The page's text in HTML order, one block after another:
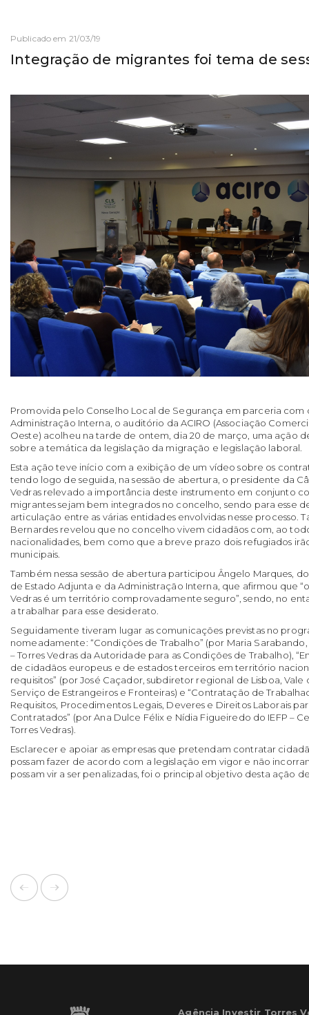
Publicado em 21/03/19
Integração de migrantes foi tema de
Promovida pelo Conselho Local de Segurança em parceria com
Administração Interna, o auditório da ACIRO (Associação
Oeste) acolheu na tarde de ontem, dia 20 de março, uma ação
sobre a temática da legislação da migração e legislação laboral.
Esta ação teve início com a exibição de um vídeo sobre os
tendo logo de seguida, na sessão de abertura, o presidente da
Vedras relevado a importância deste instrumento em conjunto
migrantes sejam bem integrados no concelho, sendo para esse
articulação entre as várias entidades envolvidas nesse processo.
Bernardes revelou que no concelho vivem cidadãos com, ao
nacionalidades, bem como que a breve prazo dois refugiados
municipais.
Também nessa sessão de abertura participou Ângelo Marques,
de Estado Adjunta e da Administração Interna, que afirmou que
Vedras é um território comprovadamente seguro”, sendo, no
a trabalhar para esse desiderato.
Seguidamente tiveram lugar as comunicações previstas no
nomeadamente: “Condições de Trabalho” (por Maria
– Torres Vedras da Autoridade para as Condições de Trabalho),
de cidadãos europeus e de estados terceiros em território
requisitos” (por José Caçador, subdiretor regional de Lisboa,
Serviço de Estrangeiros e Fronteiras) e “Contratação de
Requisitos, Procedimentos Legais, Deveres e Direitos Laborais
Contratados” (por Ana Dulce Félix e Nídia Figueiredo do IEFP –
Torres Vedras).
Esclarecer e apoiar as empresas que pretendam contratar
possam fazer de acordo com a legislação em vigor e não
possam vir a ser penalizadas, foi o principal objetivo desta ação
Agência Investir Torres